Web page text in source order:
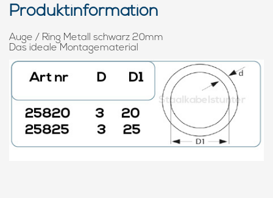
Produktinformation
Auge / Ring Metall schwarz 20mm
Das ideale Montagematerial